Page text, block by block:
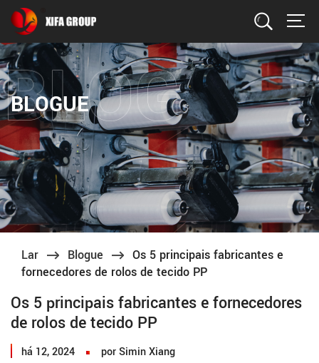
Procurar
BLOGUE
Lar Blogue
Os 5 principais fabricantes e
fornecedores de rolos de tecido PP
Os 5 principais fabricantes e fornecedores
de rolos de tecido PP
há 12, 2024 por Simin Xiang